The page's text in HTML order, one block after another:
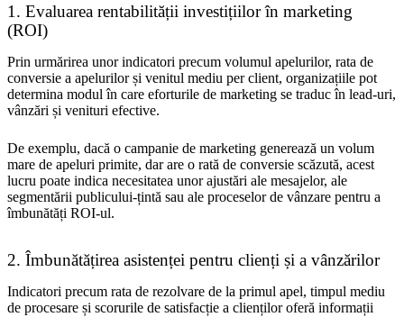
1. Evaluarea rentabilității investițiilor în marketing
(ROI)
Prin urmărirea unor indicatori precum volumul apelurilor, rata de
conversie a apelurilor și venitul mediu per client, organizațiile pot
determina modul în care eforturile de marketing se traduc în lead-uri,
vânzări și venituri efective.
De exemplu, dacă o campanie de marketing generează un volum
mare de apeluri primite, dar are o rată de conversie scăzută, acest
lucru poate indica necesitatea unor ajustări ale mesajelor, ale
segmentării publicului-țintă sau ale proceselor de vânzare pentru a
îmbunătăți ROI-ul.
2. Îmbunătățirea asistenței pentru clienți și a vânzărilor
Indicatori precum rata de rezolvare de la primul apel, timpul mediu
de procesare și scorurile de satisfacție a clienților oferă informații